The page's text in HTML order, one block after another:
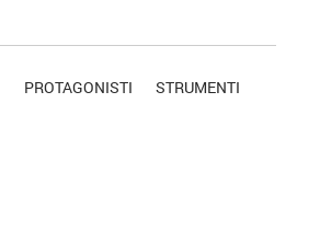
PROTAGONISTI STRUMENTI